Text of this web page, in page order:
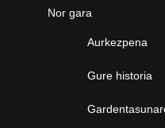
Nor gara
Aurkezpena
Gure historia